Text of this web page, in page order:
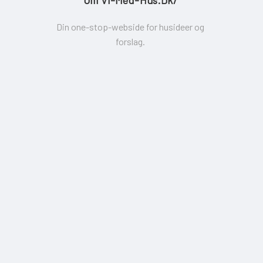
Din one-stop-webside for husideer og
forslag.